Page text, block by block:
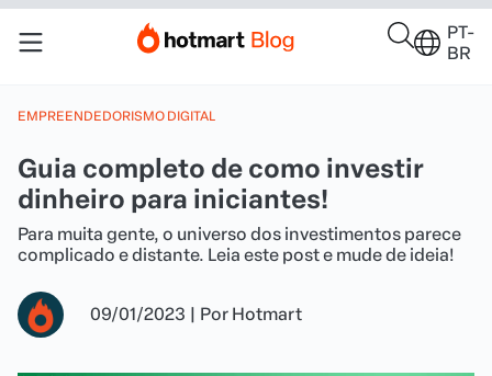
PT-
BR
EMPREENDEDORISMO DIGITAL
Guia completo de como investir
dinheiro para iniciantes!
Para muita gente, o universo dos investimentos parece
complicado e distante. Leia este post e mude de ideia!
09/01/2023 | Por Hotmart